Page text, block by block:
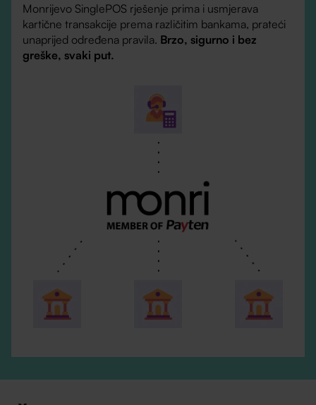
Monrijevo SinglePOS rješenje prima i usmjerava
kartične transakcije prema različitim bankama, prateći
unaprijed određena pravila. Brzo, sigurno i bez
greške, svaki put.